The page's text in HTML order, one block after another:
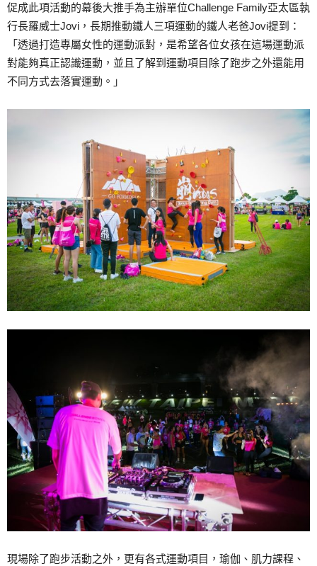
促成此項活動的幕後大推手為主辦單位Challenge Family亞太區執
行長羅威士Jovi，長期推動鐵人三項運動的鐵人老爸Jovi提到：
「透過打造專屬女性的運動派對，是希望各位女孩在這場運動派
對能夠真正認識運動，並且了解到運動項目除了跑步之外還能用
不同方式去落實運動。」
現場除了跑步活動之外，更有各式運動項目，瑜伽、肌力課程、